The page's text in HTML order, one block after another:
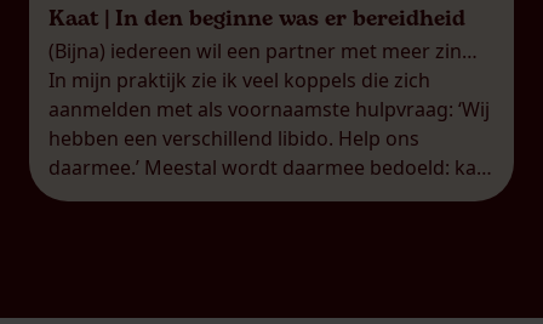
Kaat | In den beginne was er bereidheid
(Bijna) iedereen wil een partner met meer zin…
In mijn praktijk zie ik veel koppels die zich
aanmelden met als voornaamste hulpvraag: ‘Wij
hebben een verschillend libido. Help ons
daarmee.’ Meestal wordt daarmee bedoeld: kan
je de partner met het laagste libido meer zin